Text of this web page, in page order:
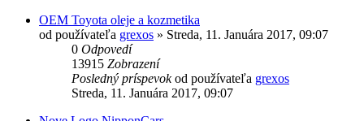
OEM Toyota oleje a kozmetika
od používateľa grexos » Streda, 11. Januára 2017, 09:07
0 Odpovedí
13915 Zobrazení
Posledný príspevokod používateľa grexos
Streda, 11. Januára 2017, 09:07